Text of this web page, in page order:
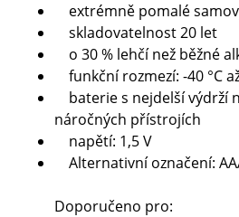
extrémně pomalé
skladovatelnost 20 let
o 30 % lehčí než běžné
funkční rozmezí: -40 °C
baterie s nejdelší výdrží
náročných přístrojích
napětí: 1,5 V
Alternativní označení:
Doporučeno pro: